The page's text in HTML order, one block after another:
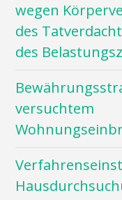
wegen
des
des
versuchtem